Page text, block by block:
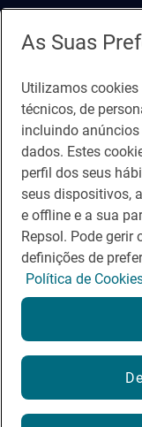
As Suas
Utilizamos
técnicos, de
incluindo
dados. Estes
perfil dos seus
seus dispositivos,
e offline e a sua
Repsol. Pode gerir
definições de
Política de